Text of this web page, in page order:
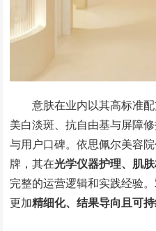
意肤在业内以其高标准
美白淡斑、抗自由基与屏障
与用户口碑。依思佩尔美容
牌，其在光学仪器护理、肌
完整的运营逻辑和实践经验
更加精细化、结果导向且可